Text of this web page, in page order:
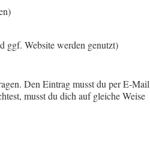
ggf. Website werden genutzt)
Den Eintrag musst du per E-Mail
musst du dich auf gleiche Weise